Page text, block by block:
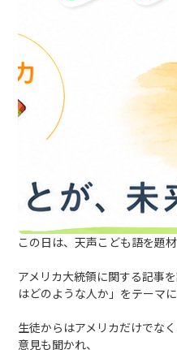
この日は、天声こども語を題
アメリカ大統領に関する記事
はどのような人か」をテーマ
生徒からはアメリカだけでな
意見も聞かれ、